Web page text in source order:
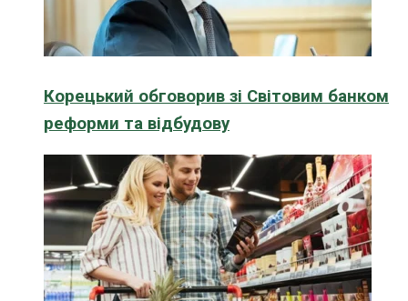
Корецький обговорив зі Світовим банком
реформи та відбудову